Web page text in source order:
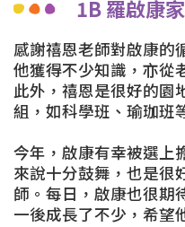
1B 羅啟康
感謝禧恩老師對啟康的
他獲得不少知識，亦從
此外，禧恩是很好的園
組，如科學班、瑜珈班
今年，啟康有幸被選上
來說十分鼓舞，也是很
師。每日，啟康也很期
一後成長了不少，希望